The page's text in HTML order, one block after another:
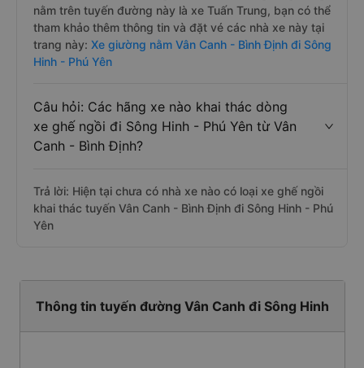
nằm trên tuyến đường này là xe Tuấn Trung, bạn có thể
tham khảo thêm thông tin và đặt vé các nhà xe này tại
trang này: Xe giường nằm Vân Canh - Bình Định đi Sông
Hinh - Phú Yên
Câu hỏi: Các hãng xe nào khai thác dòng
xe ghế ngồi đi Sông Hinh - Phú Yên từ Vân
Canh - Bình Định?
Trả lời: Hiện tại chưa có nhà xe nào có loại xe ghế ngồi
khai thác tuyến Vân Canh - Bình Định đi Sông Hinh - Phú
Yên
Thông tin tuyến đường Vân Canh đi Sông Hinh